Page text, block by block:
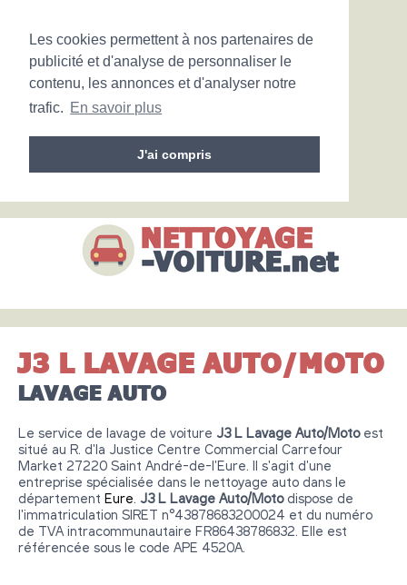
Les cookies permettent à nos partenaires de
publicité et d'analyse de personnaliser le
contenu, les annonces et d'analyser notre
trafic. En savoir plus
J'ai compris
J3 L LAVAGE AUTO/MOTO
LAVAGE AUTO
Le service de lavage de voiture J3 L Lavage Auto/Motoest
situé au R. d'la Justice Centre Commercial Carrefour
Market 27220 Saint André-de-l'Eure. Il s'agit d'une
entreprise spécialisée dans le nettoyage auto dans le
département Eure. J3 L Lavage Auto/Motodispose de
l'immatriculation SIRET n°43878683200024 et du numéro
de TVA intracommunautaire FR86438786832. Elle est
référencée sous le code APE 4520A.